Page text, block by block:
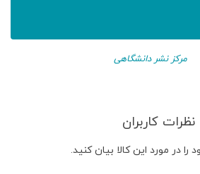
مرکز نشر دانشگاهی
نظرات کاربران
را در مورد این کالا بیان کنید.